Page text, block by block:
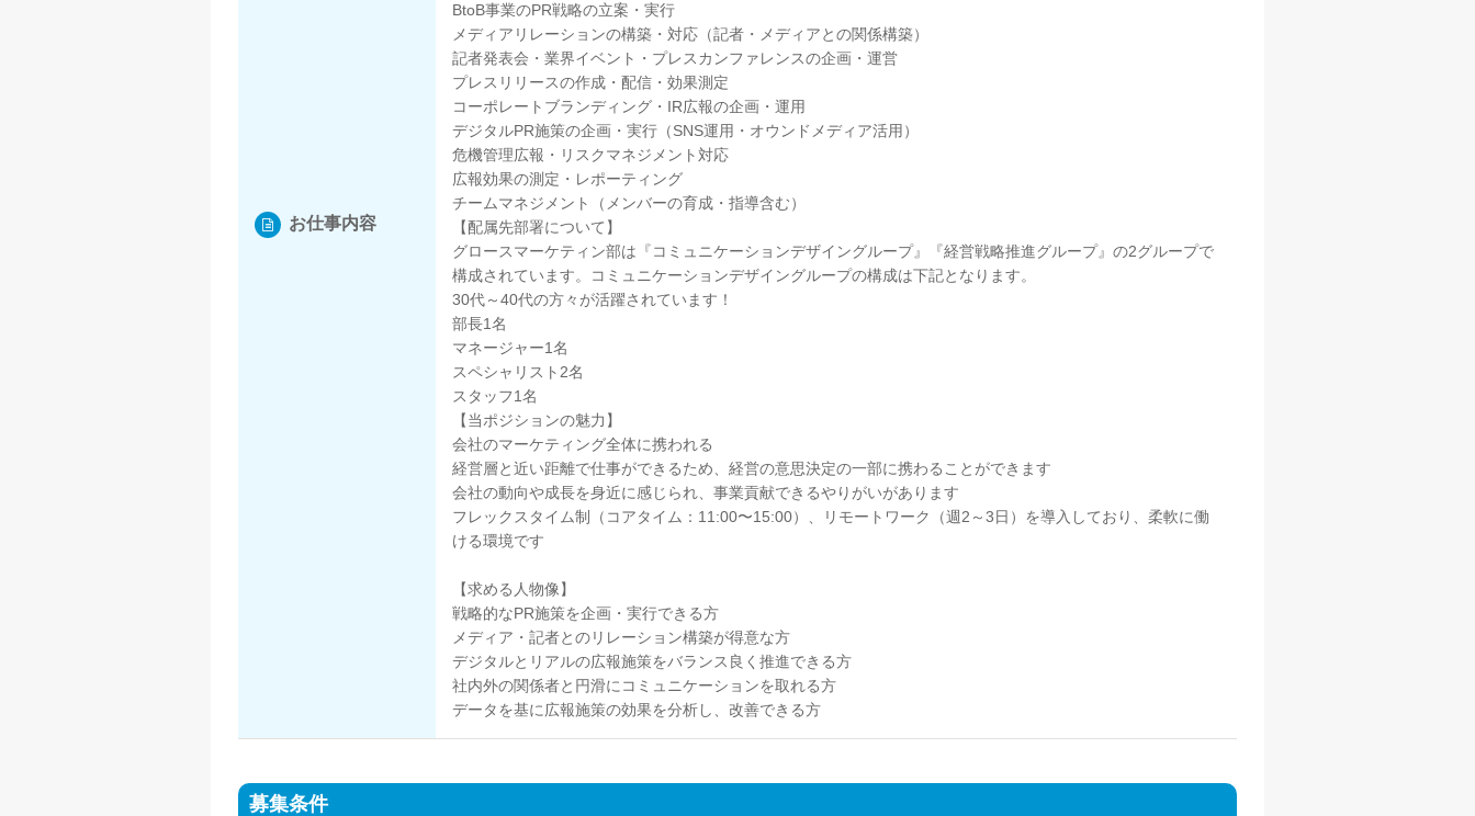
お仕事内容
BtoB事業のPR戦略の立案・実行
メディアリレーションの構築・対応（記者・メディアとの関係構築）
記者発表会・業界イベント・プレスカンファレンスの企画・運営
プレスリリースの作成・配信・効果測定
コーポレートブランディング・IR広報の企画・運用
デジタルPR施策の企画・実行（SNS運用・オウンドメディア活用）
危機管理広報・リスクマネジメント対応
広報効果の測定・レポーティング
チームマネジメント（メンバーの育成・指導含む）
【配属先部署について】
グロースマーケティン部は『コミュニケーションデザイングループ』『経営戦略推進グループ』の2グループで
構成されています。コミュニケーションデザイングループの構成は下記となります。
30代～40代の方々が活躍されています！
部長1名
マネージャー1名
スペシャリスト2名
スタッフ1名
【当ポジションの魅力】
会社のマーケティング全体に携われる
経営層と近い距離で仕事ができるため、経営の意思決定の一部に携わることができます
会社の動向や成長を身近に感じられ、事業貢献できるやりがいがあります
フレックスタイム制（コアタイム：11:00〜15:00）、リモートワーク（週2～3日）を導入しており、柔軟に働
ける環境です
【求める人物像】
戦略的なPR施策を企画・実行できる方
メディア・記者とのリレーション構築が得意な方
デジタルとリアルの広報施策をバランス良く推進できる方
社内外の関係者と円滑にコミュニケーションを取れる方
データを基に広報施策の効果を分析し、改善できる方
募集条件